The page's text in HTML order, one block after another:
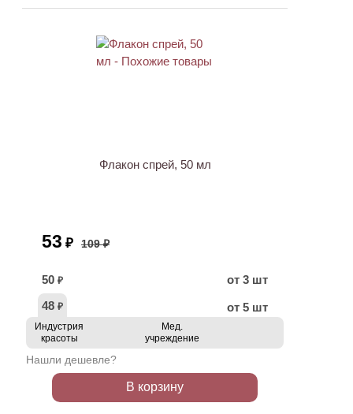
Флакон спрей, 50 мл
53 ₽ 109 ₽
50 ₽
от 3 шт
48 ₽ от 5 шт
Индустрия
красоты
Мед.
учреждение
Нашли дешевле?
В корзину